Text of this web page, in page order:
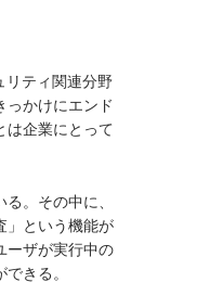
リティ関連分野
かけにエンド
は企業にとって
。その中に、
」という機能が
ーザが実行中の
きる。